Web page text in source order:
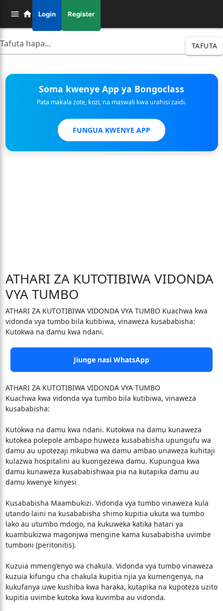
Login Register
TAFUTA
Soma kwenye App ya Bongoclass
Pata makala zote, kozi, na maswali kwa urahisi zaidi.
FUNGUA KWENYE APP
ATHARI ZA KUTOTIBIWA VIDONDA
VYA TUMBO
ATHARI ZA KUTOTIBIWA VIDONDA VYA TUMBO Kuachwa kwa
vidonda vya tumbo bila kutibiwa, vinaweza kusababisha:
Kutokwa na damu kwa ndani.
Jiunge nasi WhatsApp
ATHARI ZA KUTOTIBIWA VIDONDA VYA TUMBO
Kuachwa kwa vidonda vya tumbo bila kutibiwa, vinaweza
kusababisha:
Kutokwa na damu kwa ndani. Kutokwa na damu kunaweza
kutokea polepole ambapo huweza kusababisha upungufu wa
damu au upotezaji mkubwa wa damu ambao unaweza kuhitaji
kulazwa hospitalini au kuongezewa damu. Kupungua kwa
damu kunaweza kusababishwaa pia na kutapika damu au
damu kwenye kinyesi
Kusababisha Maambukizi. Vidonda vya tumbo vinaweza kula
utando laini na kusababisha shimo kupitia ukuta wa tumbo
lako au utumbo mdogo, na kukuweka katika hatari ya
kuambukizwa magonjwa mengine kama kusababisha uvimbe
tumboni (peritonitis).
Kuzuia mmeng’enyo wa chakula. Vidonda vya tumbo vinaweza
kuzuia kifungu cha chakula kupitia njia ya kumengenya, na
kukufanya uwe kushiba kwa haraka, kutapika na kupoteza uzito
kupitia uvimbe kutoka kwa kuvimba au vidonda.